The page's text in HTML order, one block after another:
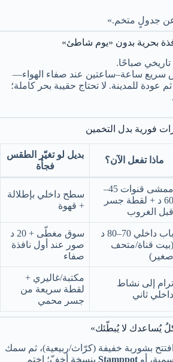
جدولٍ متخم.»
صباحًا.
سريع ساعة–ساعتين عند صفاء الهواء—
عودة للمدينة. لا تحتاج حقيبة بحر كاملة؛
ماذا تفعل الآن؟
بديل لو تغيّر الطقس
فجأة
ممشى قنوات 45–
60 د + لقطة جسر
قبل الغروب
سطح داخلي بإطلالة
+ قهوة
باب داخلي 70–80 د
(بيت قناة/متحف
صغير)
سوق مغطّى + 20 د
صور عند أول نافذة
صفاء
ترام إلى نشاط
داخلي ثاني
مكتبة/غاليري +
لقطة سريعة من
جسر محمي
بشوربة خفيفة (كرّاث/ربيعية)، ثم سمك
أو Stamppot بنسخة أخفّ؛ اختم